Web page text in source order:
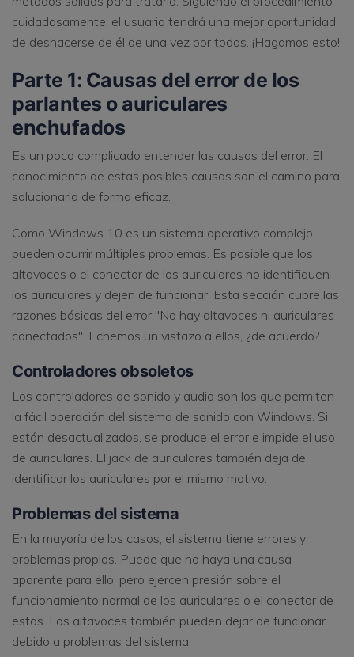
cuidadosamente, el usuario tendrá una mejor oportunidad
de deshacerse de él de una vez por todas. ¡Hagamos esto!
Parte 1: Causas del error de los
parlantes o auriculares
enchufados
Es un poco complicado entender las causas del error. El
conocimiento de estas posibles causas son el camino para
solucionarlo de forma eficaz.
Como Windows 10 es un sistema operativo complejo,
pueden ocurrir múltiples problemas. Es posible que los
altavoces o el conector de los auriculares no identifiquen
los auriculares y dejen de funcionar. Esta sección cubre las
razones básicas del error "No hay altavoces ni auriculares
conectados". Echemos un vistazo a ellos, ¿de acuerdo?
Controladores obsoletos
Los controladores de sonido y audio son los que permiten
la fácil operación del sistema de sonido con Windows. Si
están desactualizados, se produce el error e impide el uso
de auriculares. El jack de auriculares también deja de
identificar los auriculares por el mismo motivo.
Problemas del sistema
En la mayoría de los casos, el sistema tiene errores y
problemas propios. Puede que no haya una causa
aparente para ello, pero ejercen presión sobre el
funcionamiento normal de los auriculares o el conector de
estos. Los altavoces también pueden dejar de funcionar
debido a problemas del sistema.